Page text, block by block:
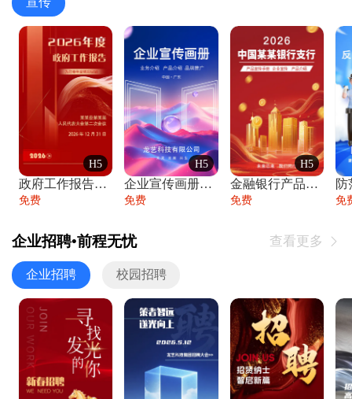
H5
政府工作报告政府年终工作总结
免费
H5
企业宣传画册公司简介产品介绍业务宣传手册
免费
H5
金融银行产品宣传手册企业宣传产品介绍
免费
防
免
企业招聘•前程无忧 查看更多 
企业招聘 校园招聘